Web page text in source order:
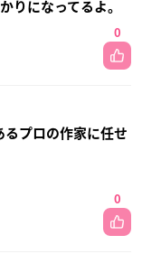
りになってるよ。
0
るプロの作家に任せ
0